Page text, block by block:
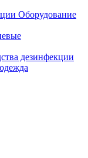
Оборудование
дезинфекции